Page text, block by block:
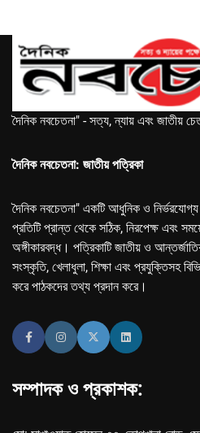
দৈনিক নবচেতনা" - সত্য, ন্যায় এবং জাতীয়
দৈনিক নবচেতনা: জাতীয় পত্রিকা
দৈনিক নবচেতনা" একটি আধুনিক ও নির্ভরযোগ্য
প্রতিটি প্রান্ত থেকে সঠিক, নিরপেক্ষ এবং
অঙ্গীকারবদ্ধ। পত্রিকাটি জাতীয় ও
সংস্কৃতি, খেলাধুলা, শিক্ষা এবং প্রযুক্তিসহ
করে পাঠকদের তথ্য প্রদান করে।
সম্পাদক ও প্রকাশক: